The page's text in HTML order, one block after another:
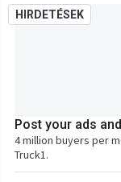
HIRDETÉSEK
Post your ads
4 million buyers per
Truck1.